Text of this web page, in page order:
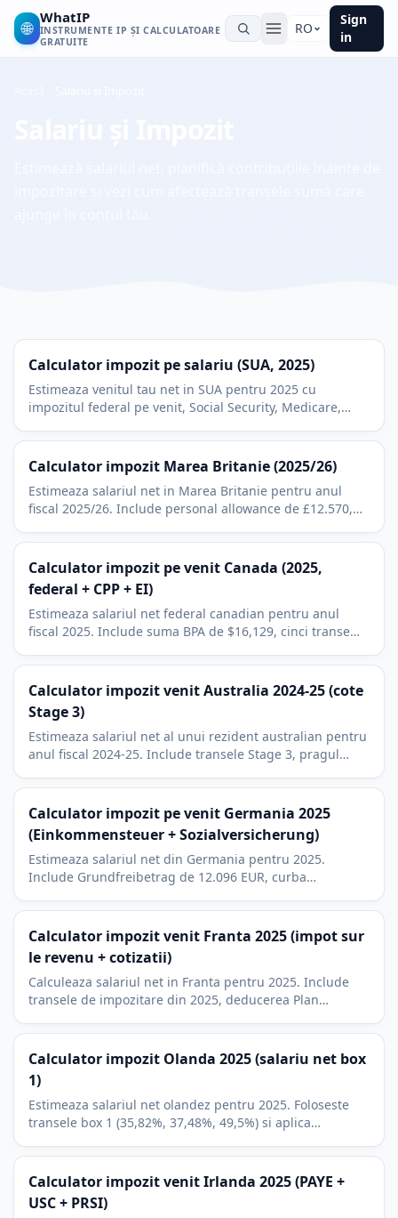
🌐
WhatIP
INSTRUMENTE IP ȘI CALCULATOARE
GRATUITE
RO
Sign
in
Calculator impozit pe salariu (SUA, 2025)
Estimeaza venitul tau net in SUA pentru 2025 cu
impozitul federal pe venit, Social Security, Medicare,
Calculator impozit Marea Britanie (2025/26)
Estimeaza salariul net in Marea Britanie pentru anul
fiscal 2025/26. Include personal allowance de £12.570,
Calculator impozit pe venit Canada (2025,
federal + CPP + EI)
Estimeaza salariul net federal canadian pentru anul
fiscal 2025. Include suma BPA de $16,129, cinci transe
Calculator impozit venit Australia 2024-25 (cote
Stage 3)
Estimeaza salariul net al unui rezident australian pentru
anul fiscal 2024-25. Include transele Stage 3, pragul
Calculator impozit pe venit Germania 2025
(Einkommensteuer + Sozialversicherung)
Estimeaza salariul net din Germania pentru 2025.
Include Grundfreibetrag de 12.096 EUR, curba
Calculator impozit venit Franta 2025 (impot sur
le revenu + cotizatii)
Calculeaza salariul net in Franta pentru 2025. Include
transele de impozitare din 2025, deducerea Plan
sociale.
Calculator impozit Olanda 2025 (salariu net box
1)
Estimeaza salariul net olandez pentru 2025. Foloseste
transele box 1 (35,82%, 37,48%, 49,5%) si aplica
Calculator impozit venit Irlanda 2025 (PAYE +
USC + PRSI)